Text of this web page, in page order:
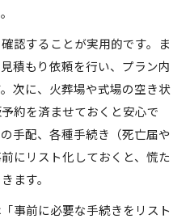
認することが実用的です。ま
積もり依頼を行い、プラン内
次に、火葬場や式場の空き状
約を済ませておくと安心で
手配、各種手続き（死亡届や
にリスト化しておくと、慌た
ます。
事前に必要な手続きをリスト